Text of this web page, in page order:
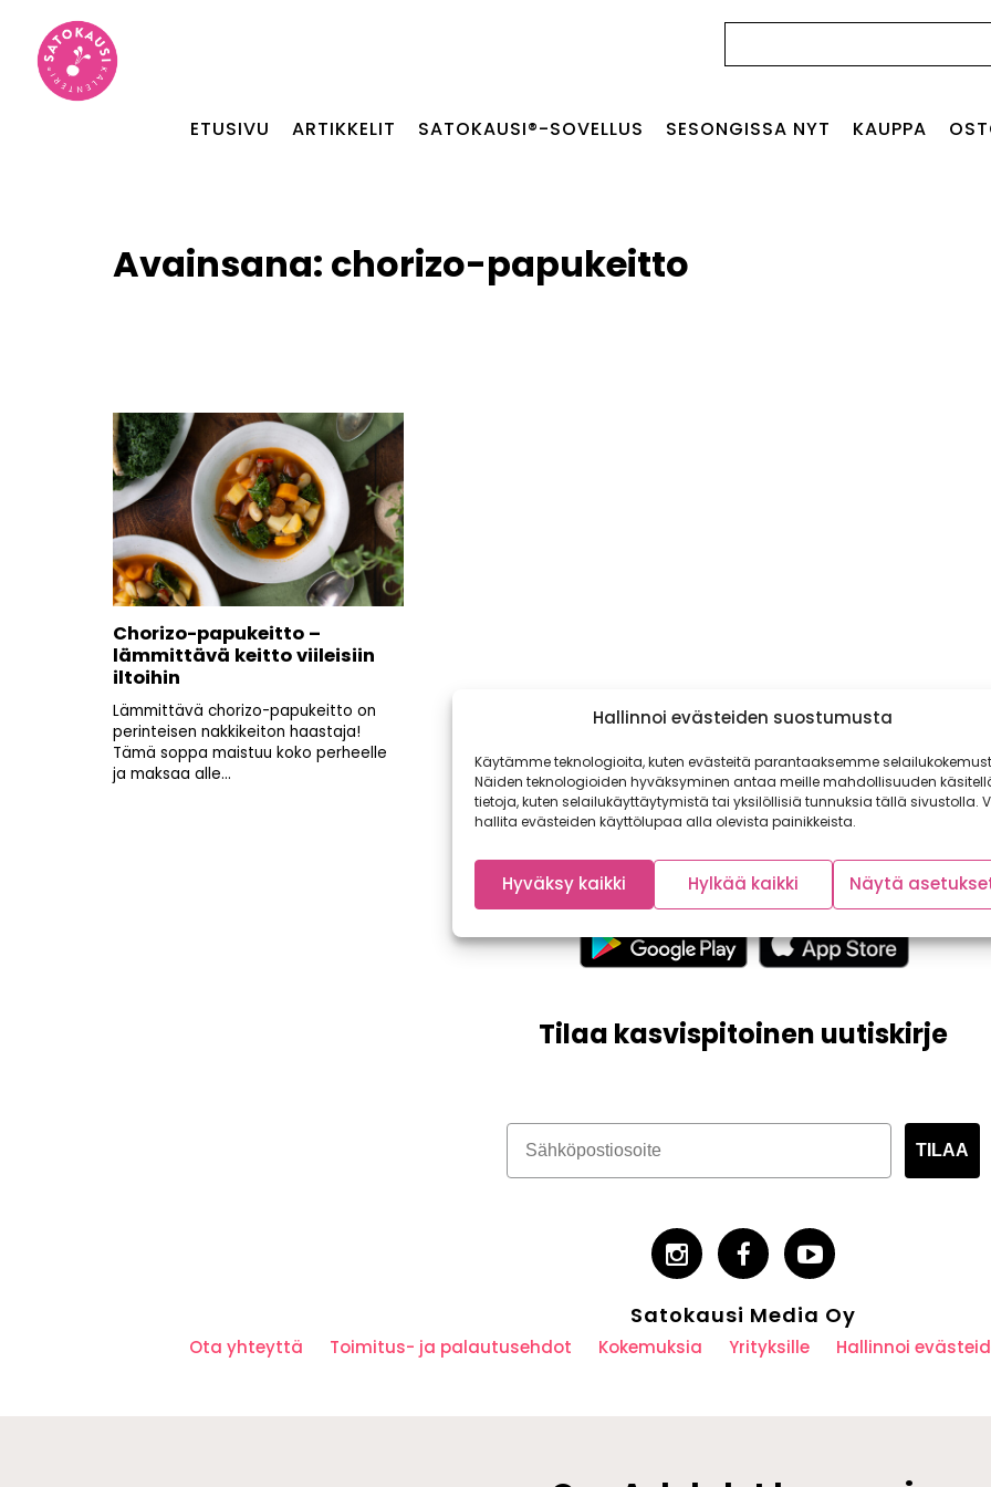
Hallinnoi evästeiden suostumusta
Käytämme teknologioita, kuten evästeitä parantaaksemme
Näiden teknologioiden hyväksyminen antaa meille mahdollisuuden
tietoja, kuten selailukäyttäytymistä tai yksilöllisiä tunnuksia tällä sivustolla.
hallita evästeiden käyttölupaa alla olevista painikkeista.
Hyväksy kaikki Hylkää kaikki Näytä
ETUSIVU ARTIKKELIT SATOKAUSI®-SOVELLUS SESONGISSA NYT KAUPPA
Avainsana: chorizo-papukeitto
Chorizo-papukeitto –
lämmittävä keitto viileisiin
iltoihin
Lämmittävä chorizo-papukeitto on
perinteisen nakkikeiton haastaja!
Tämä soppa maistuu koko perheelle
ja maksaa alle...
Tilaa kasvispitoinen uutiskirje
TILAA
Satokausi Media Oy
Ota yhteyttä Toimitus- ja palautusehdot Kokemuksia Yrityksille Hallinnoi